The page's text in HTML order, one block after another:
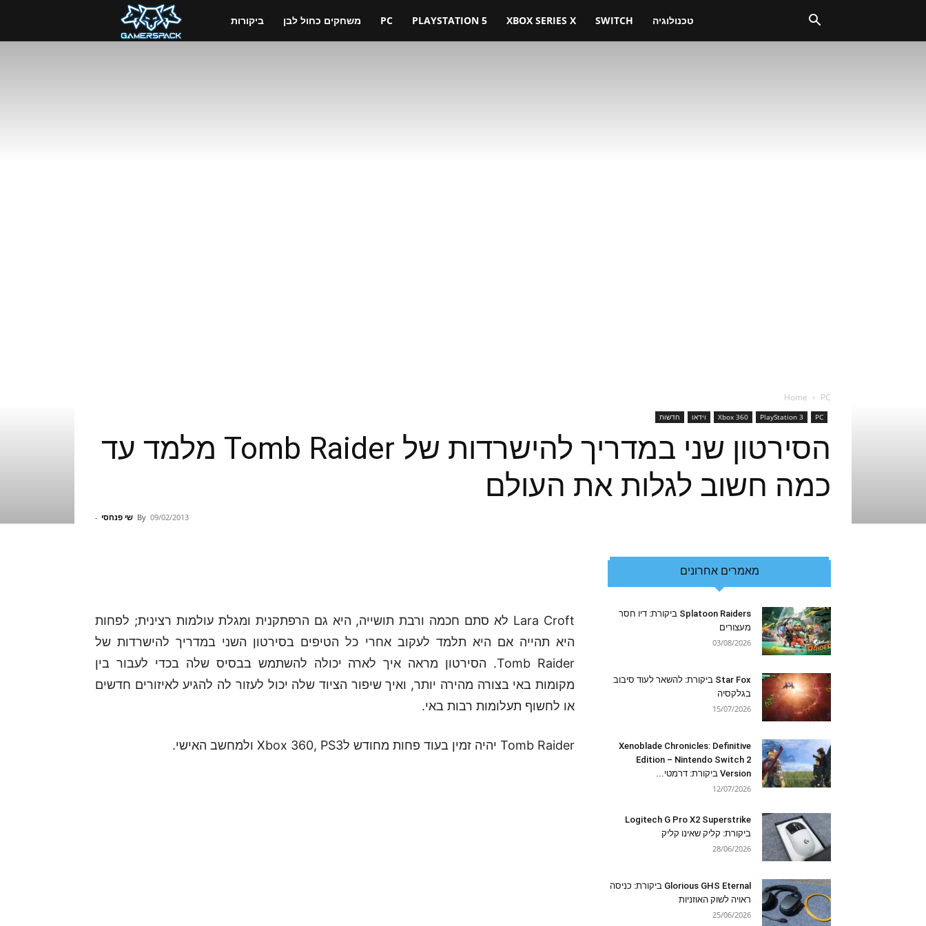
ביקורות משחקים כחול לבן PC PLAYSTATION 5 XBOX SERIES X SWITCH טכנולוגיה
Home PC
PC
PlayStation 3
Xbox 360 וידאו חדשות
הסירטון שני במדריך להישרדות של Tomb Raider מלמד עד
כמה חשוב לגלות את העולם
By שי פנחסי - 09/02/2013
Lara Croft לא סתם חכמה ורבת תושייה, היא גם הרפתקנית ומגלת עולמות רצינית; לפחות
היא תהייה אם היא תלמד לעקוב אחרי כל הטיפים בסירטון השני במדריך להישרדות של
Tomb Raider. הסירטון מראה איך לארה יכולה להשתמש בבסיס שלה בכדי לעבור בין
מקומות באי בצורה מהירה יותר, ואיך שיפור הציוד שלה יכול לעזור לה להגיע לאיזורים חדשים
או לחשוף תעלומות רבות באי.
Tomb Raider יהיה זמין בעוד פחות מחודש לXbox 360, PS3 ולמחשב האישי.
מאמרים אחרונים
Splatoon Raiders ביקורת: דיו חסר
מעצורים
03/08/2026
Star Fox ביקורת: להשאר לעוד סיבוב
בגלקסיה
15/07/2026
Xenoblade Chronicles: Definitive
Edition – Nintendo Switch 2
Version ביקורת: דרמטי...
12/07/2026
Logitech G Pro X2 Superstrike
ביקורת: קליק שאינו קליק
28/06/2026
Glorious GHS Eternal ביקורת: כניסה
ראויה לשוק האוזניות
25/06/2026